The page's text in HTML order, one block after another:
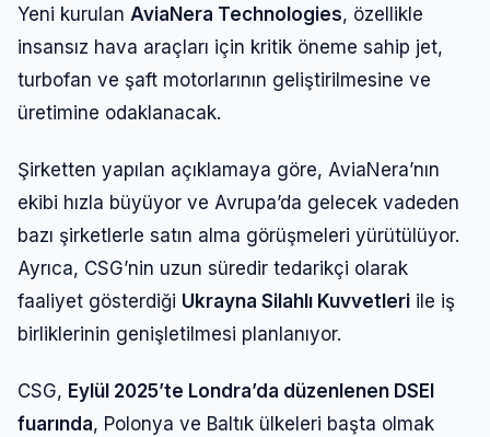
Yeni kurulan AviaNera Technologies, özellikle
insansız hava araçları için kritik öneme sahip jet,
turbofan ve şaft motorlarının geliştirilmesine ve
üretimine odaklanacak.
Şirketten yapılan açıklamaya göre, AviaNera’nın
ekibi hızla büyüyor ve Avrupa’da gelecek vadeden
bazı şirketlerle satın alma görüşmeleri yürütülüyor.
Ayrıca, CSG’nin uzun süredir tedarikçi olarak
faaliyet gösterdiği Ukrayna Silahlı Kuvvetleri ile iş
birliklerinin genişletilmesi planlanıyor.
CSG, Eylül 2025’te Londra’da düzenlenen DSEI
fuarında, Polonya ve Baltık ülkeleri başta olmak